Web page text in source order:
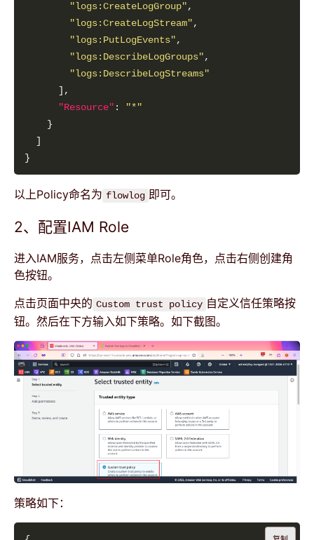
"logs:CreateLogGroup"
"logs:CreateLogStream"
"logs:PutLogEvents"
"logs:DescribeLogGroups"
"logs:DescribeLogStreams"
"Resource" :
"*"
以上Policy命名为 flowlog 即可。
2、配置IAM Role
进入IAM服务，点击左侧菜单Role角色，点击右侧创建角
色按钮。
点击页面中央的 Custom trust policy 自定义信任策略按
钮。然后在下方输入如下策略。如下截图。
策略如下：